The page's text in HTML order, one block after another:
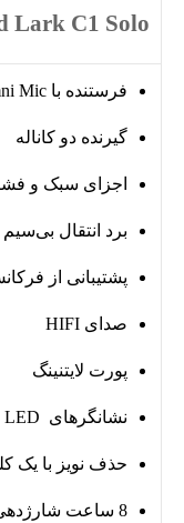
Lark C1 Solo
فرستنده با Omni Mic داخلی
گیرنده دو کاناله
اجزای سبک و
برد انتقال بی‌سیم تا 200
پشتیبانی از فرکانس 2.4
صدای HIFI
پورت لایتنینگ
نشانگرهای LED
حذف نویز با یک
8 ساعت شارژدهی